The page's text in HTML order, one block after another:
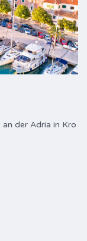
der Adria in Kro